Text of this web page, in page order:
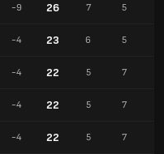
-9 26 7 5
-4 23 6 5
-4 22 5 7
-4 22 5 7
-4 22 5 7